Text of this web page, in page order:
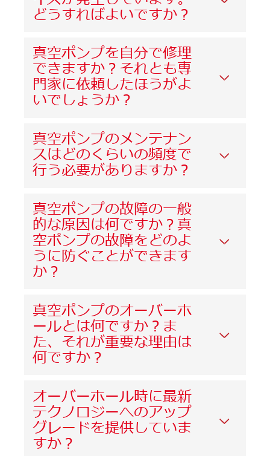
どうすればよいですか？
真空ポンプを自分で修理
できますか？それとも専
門家に依頼したほうがよ
いでしょうか？
真空ポンプのメンテナン
スはどのくらいの頻度で
行う必要がありますか？
真空ポンプの故障の一般
的な原因は何ですか？真
空ポンプの故障をどのよ
うに防ぐことができます
か？
真空ポンプのオーバーホ
ールとは何ですか？ま
た、それが重要な理由は
何ですか？
オーバーホール時に最新
テクノロジーへのアップ
グレードを提供していま
すか？